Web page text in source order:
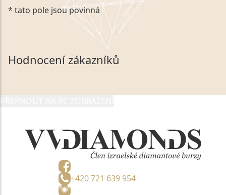
Kliknutím na výše uvedený odkaz, v souladu se
zákonem č. 101/2000 Sb. v platném znění výslovně
souhlasím se zpracováním a uchováním veškerých
mých osobních údajů, které poskytuji prostřednictvím
společnosti VVDiamonds s.r.o., IČO: 05892481. Tyto
údaje poskytuji společnosti VVDiamonds s.r.o., IČO:
* tato pole jsou povinná
Hodnocení zákazníků
+420 721 639 954